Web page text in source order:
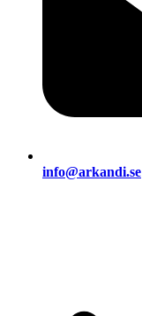
info@arkandi.se